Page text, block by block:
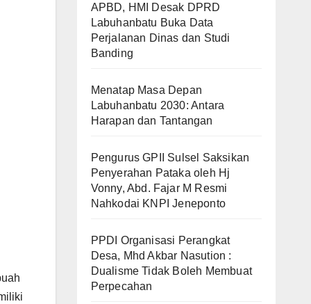
APBD, HMI Desak DPRD
Labuhanbatu Buka Data
Perjalanan Dinas dan Studi
Banding
Menatap Masa Depan
Labuhanbatu 2030: Antara
Harapan dan Tantangan
Pengurus GPII Sulsel Saksikan
Penyerahan Pataka oleh Hj
Vonny, Abd. Fajar M Resmi
Nahkodai KNPI Jeneponto
PPDI Organisasi Perangkat
Desa, Mhd Akbar Nasution :
Dualisme Tidak Boleh Membuat
Perpecahan